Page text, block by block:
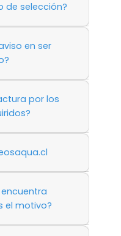
de selección?
en ser
por los
el motivo?